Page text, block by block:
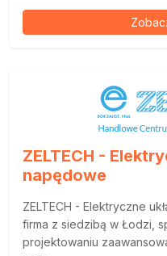
ZELTECH -
napędowe
ZELTECH - Elektryczne
firma z siedzibą w Łodzi,
projektowaniu